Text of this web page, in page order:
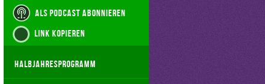
als Podcast abonnieren
Link kopieren
Halbjahresprogramm